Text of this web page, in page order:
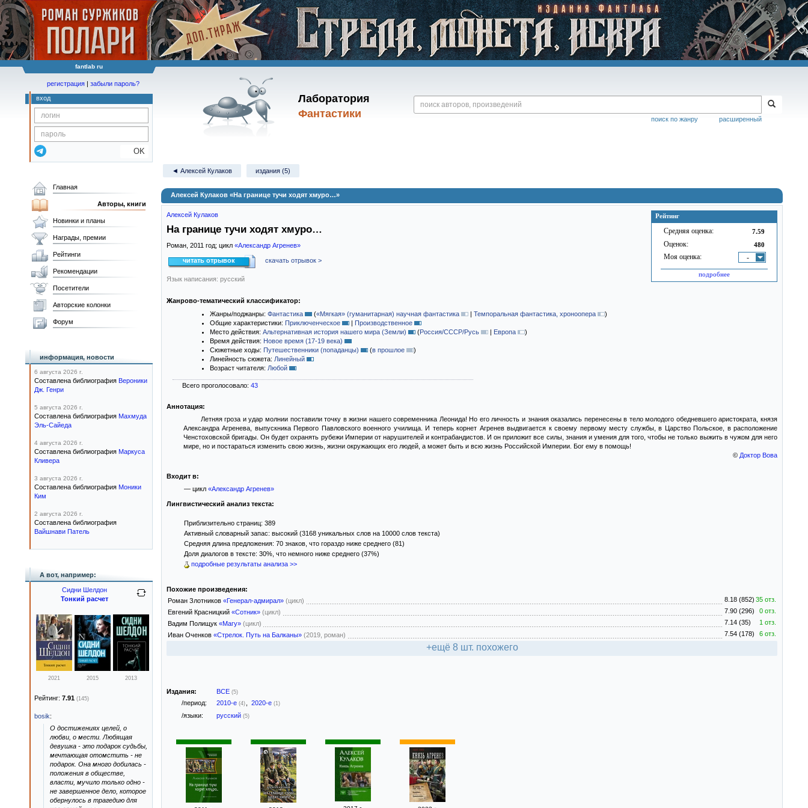
fantlab ru
Лаборатория
Фантастики
расширенный
поиск по жанру
регистрация | забыли пароль?
вход
OK
◄ Алексей Кулаков издания (5)
Алексей Кулаков «На границе тучи ходят хмуро…»
Рейтинг
Средняя оценка: 7.59
Оценок: 480
Моя оценка: -
подробнее
Алексей Кулаков
На границе тучи ходят хмуро…
Роман, 2011 год; цикл «Александр Агренев»
читать отрывок скачать отрывок >
Язык написания: русский
Жанрово-тематический классификатор:
Жанры/поджанры: Фантастика («Мягкая» (гуманитарная) научная фантастика | Темпоральная фантастика, хроноопера
)
Общие характеристики: Приключенческое | Производственное
Место действия: Альтернативная история нашего мира (Земли) (Россия/СССР/Русь | Европа
)
Время действия: Новое время (17-19 века)
Сюжетные ходы: Путешественники (попаданцы) (в прошлое
)
Линейность сюжета: Линейный
Возраст читателя: Любой
Всего проголосовало: 43
Аннотация:
Летняя гроза и удар молнии поставили точку в жизни нашего современника Леонида! Но его личность и знания оказались перенесены в тело молодого обедневшего аристократа, князя
Александра Агренева, выпускника Первого Павловского военного училища. И теперь корнет Агренев выдвигается к своему первому месту службы, в Царство Польское, в расположение
Ченстоховской бригады. Он будет охранять рубежи Империи от нарушителей и контрабандистов. И он приложит все силы, знания и умения для того, чтобы не только выжить в чужом для него
мире, но и постараться изменить свою жизнь, жизни окружающих его людей, а может быть и всю жизнь Российской Империи. Бог ему в помощь!
© Доктор Вова
Входит в:
— цикл «Александр Агренев»
Лингвистический анализ текста:
Приблизительно страниц: 389
Активный словарный запас: высокий (3168 уникальных слов на 10000 слов текста)
Средняя длина предложения: 70 знаков, что гораздо ниже среднего (81)
Доля диалогов в тексте: 30%, что немного ниже среднего (37%)
подробные результаты анализа >>
Похожие произведения:
Роман Злотников «Генерал-адмирал» (цикл) 8.18 (852) 35 отз.
Евгений Красницкий «Сотник» (цикл) 7.90 (296)
0 отз.
Вадим Полищук «Магу» (цикл) 7.14 (35)
1 отз.
Иван Оченков «Стрелок. Путь на Балканы» (2019, роман) 7.54 (178) 6 отз.
+ещё 8 шт. похожего
Издания: ВСЕ (5)
/период: 2010-е (4) 2020-е (1)
/языки: русский (5)
Главная
Авторы, книги
Новинки и планы
Награды, премии
Рейтинги
Рекомендации
Посетители
Авторские колонки
Форум
информация, новости
6 августа 2026 г.
Составлена библиография Вероники
Дж. Генри
5 августа 2026 г.
Составлена библиография Махмуда
Эль-Сайеда
4 августа 2026 г.
Составлена библиография Маркуса
Кливера
3 августа 2026 г.
Составлена библиография Моники
Ким
2 августа 2026 г.
Составлена библиография
Вайшнави Патель
А вот, например:
Сидни Шелдон
Тонкий расчет
2021 2015 2013
Рейтинг: 7.91 (145)
bosik:
О достижениях целей, о
любви, о мести. Любящая
девушка - это подарок судьбы,
мечтающая отомстить - не
подарок. Она много добилась -
положения в обществе,
власти, мучило только одно -
не завершенное дело, которое
обернулось в трагедию для